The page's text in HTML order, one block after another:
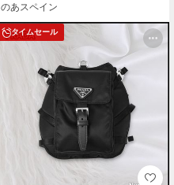
のあスペイン
タイムセール